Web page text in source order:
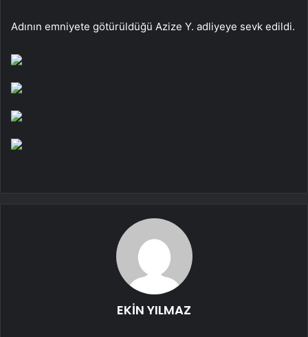
Adının emniyete götürüldüğü Azize Y. adliyeye sevk edildi.
EKİN YILMAZ